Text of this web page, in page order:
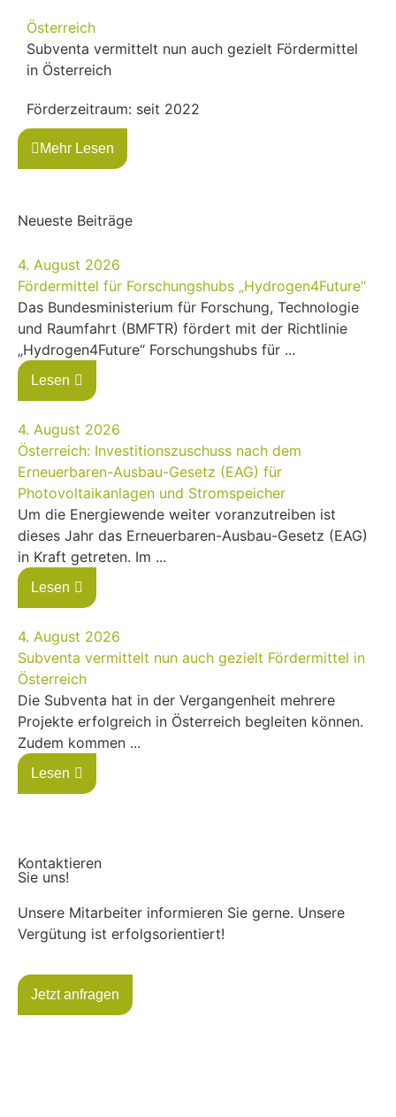
Österreich
Subventa vermittelt nun auch gezielt Fördermittel
in Österreich
Förderzeitraum: seit 2022
Mehr Lesen
Neueste Beiträge
4. August 2026
Fördermittel für Forschungshubs „Hydrogen4Future“
Das Bundesministerium für Forschung, Technologie
und Raumfahrt (BMFTR) fördert mit der Richtlinie
„Hydrogen4Future“ Forschungshubs für ...
Lesen
4. August 2026
Österreich: Investitionszuschuss nach dem
Erneuerbaren-Ausbau-Gesetz (EAG) für
Photovoltaikanlagen und Stromspeicher
Um die Energiewende weiter voranzutreiben ist
dieses Jahr das Erneuerbaren-Ausbau-Gesetz (EAG)
in Kraft getreten. Im ...
Lesen
4. August 2026
Subventa vermittelt nun auch gezielt Fördermittel in
Österreich
Die Subventa hat in der Vergangenheit mehrere
Projekte erfolgreich in Österreich begleiten können.
Zudem kommen ...
Lesen
Kontaktieren
Sie uns!
Unsere Mitarbeiter informieren Sie gerne. Unsere
Vergütung ist erfolgsorientiert!
Jetzt anfragen